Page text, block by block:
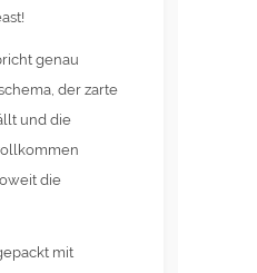
genau
der zarte
und die
die
mit